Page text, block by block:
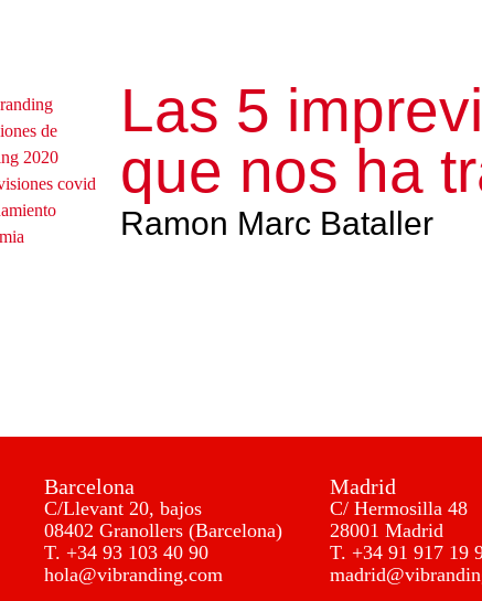
Las 5
que nos ha
Ramon Marc Bataller
Barcelona
C/Llevant 20, bajos
08402 Granollers (Barcelona)
T. +34 93 103 40 90
hola@vibranding.com
Madrid
C/ Hermosilla 48
28001 Madrid
T. +34 91 917 19